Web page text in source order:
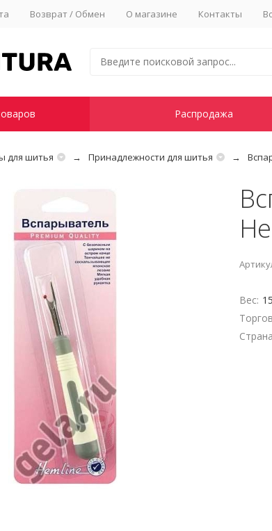
Возврат / Обмен О магазине Контакты
Распродажа
для шитья Принадлежности для шитья
Вес: